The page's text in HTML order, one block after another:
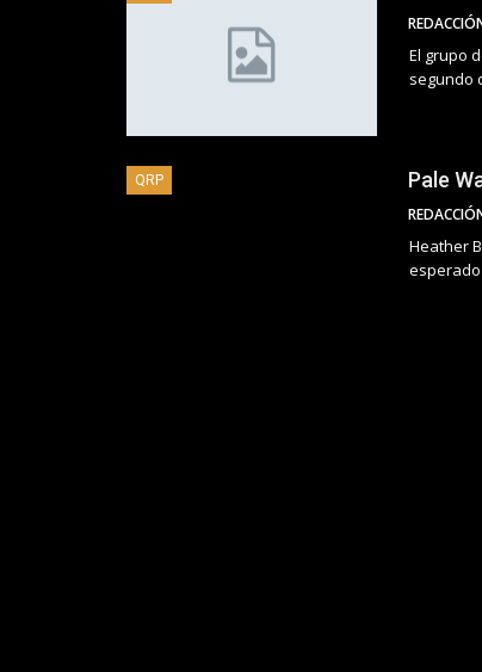
El grupo
segundo
QRP Pale
Heather